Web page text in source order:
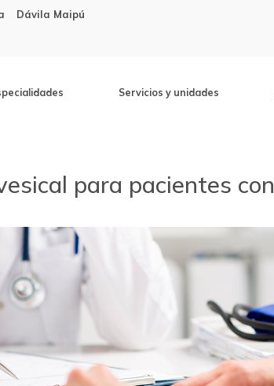
Dávila Maipú
Servicios y unidades
para pacientes con